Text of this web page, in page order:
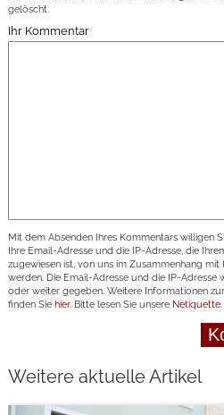
gelöscht.
Ihr Kommentar
Mit dem Absenden Ihres Kommentars willigen
Ihre Email-Adresse und die IP-Adresse, die
zugewiesen ist, von uns im Zusammenhang
werden. Die Email-Adresse und die IP-
oder weiter gegeben. Weitere Informationen
finden Sie hier. Bitte lesen Sie unsere Netiquette.
Weitere aktuelle Artikel